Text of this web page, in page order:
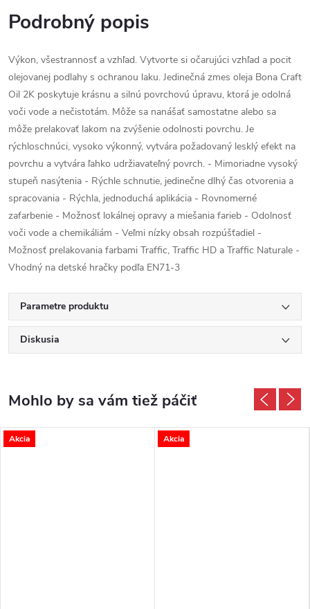
Podrobný popis
Výkon, všestrannosť a vzhľad. Vytvorte si očarujúci vzhľad a pocit
olejovanej podlahy s ochranou laku. Jedinečná zmes oleja Bona Craft
Oil 2K poskytuje krásnu a silnú povrchovú úpravu, ktorá je odolná
voči vode a nečistotám. Môže sa nanášať samostatne alebo sa
môže prelakovať lakom na zvýšenie odolnosti povrchu. Je
rýchloschnúci, vysoko výkonný, vytvára požadovaný lesklý efekt na
povrchu a vytvára ľahko udržiavateľný povrch. - Mimoriadne vysoký
stupeň nasýtenia - Rýchle schnutie, jedinečne dlhý čas otvorenia a
spracovania - Rýchla, jednoduchá aplikácia - Rovnomerné
zafarbenie - Možnosť lokálnej opravy a miešania farieb - Odolnosť
voči vode a chemikáliám - Veľmi nízky obsah rozpúšťadiel -
Možnosť prelakovania farbami Traffic, Traffic HD a Traffic Naturale -
Vhodný na detské hračky podľa EN71-3
Parametre produktu
Diskusia
Akcia Akcia